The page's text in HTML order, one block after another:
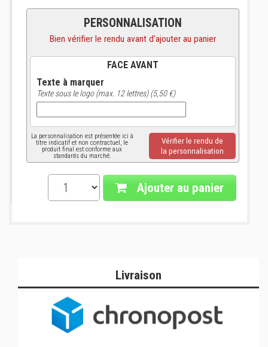
PERSONNALISATION
Bien vérifier le rendu avant d'ajouter au panier
FACE AVANT
Texte à marquer
Texte sous le logo (max. 12 lettres) (5,50 €)
La personnalisation est présentée ici à
titre indicatif et non contractuel, le
produit final est conforme aux
standards du marché.
Vérifier le rendu de
la personnalisation
Ajouter au panier
Livraison